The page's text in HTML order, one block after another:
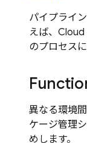
パイプライ
えば、
のプロセス
異なる環境
ケージ管理
めします。